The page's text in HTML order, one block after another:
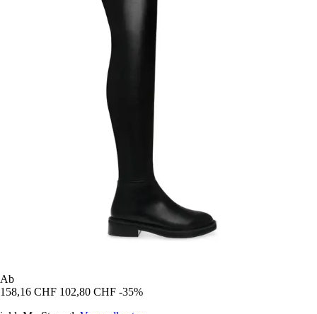
Ab
158,16 CHF 102,80 CHF -35%